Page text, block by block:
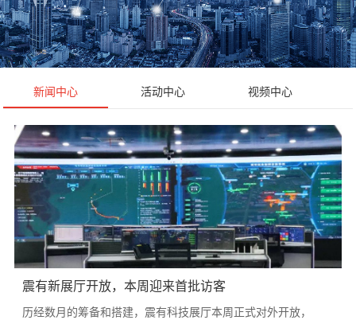
新闻中心 活动中心 视频中心
震有新展厅开放，本周迎来首批访客
历经数月的筹备和搭建，震有科技展厅本周正式对外开放，